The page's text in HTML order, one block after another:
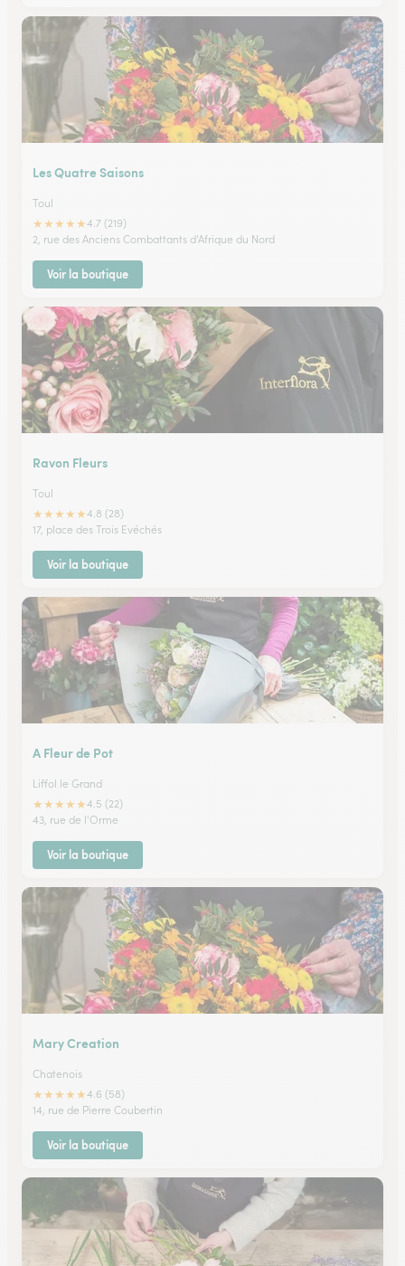
Les Quatre Saisons
Toul
★★★★★4.7 (219)
2, rue des Anciens Combattants d'Afrique du Nord
Voir la boutique
Ravon Fleurs
Toul
★★★★★4.8 (28)
17, place des Trois Evéchés
Voir la boutique
A Fleur de Pot
Liffol le Grand
★★★★★4.5 (22)
43, rue de l'Orme
Voir la boutique
Mary Creation
Chatenois
★★★★★4.6 (58)
14, rue de Pierre Coubertin
Voir la boutique